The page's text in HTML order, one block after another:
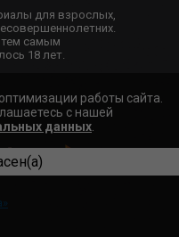
для взрослых,
тем самым
18 лет.
работы сайта.
с нашей
данных